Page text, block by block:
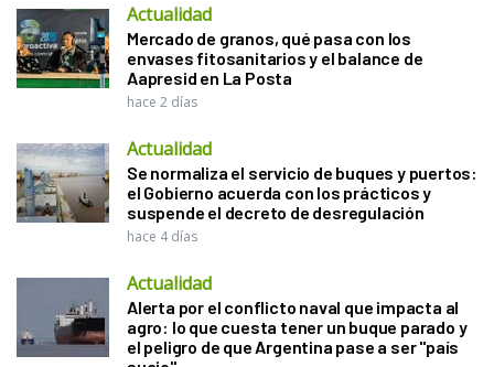
Actualidad
Mercado de granos, qué pasa con los
envases fitosanitarios y el balance de
Aapresid en La Posta
hace 2 días
Actualidad
Se normaliza el servicio de buques y puertos:
el Gobierno acuerda con los prácticos y
suspende el decreto de desregulación
hace 4 días
Actualidad
Alerta por el conflicto naval que impacta al
agro: lo que cuesta tener un buque parado y
el peligro de que Argentina pase a ser "país